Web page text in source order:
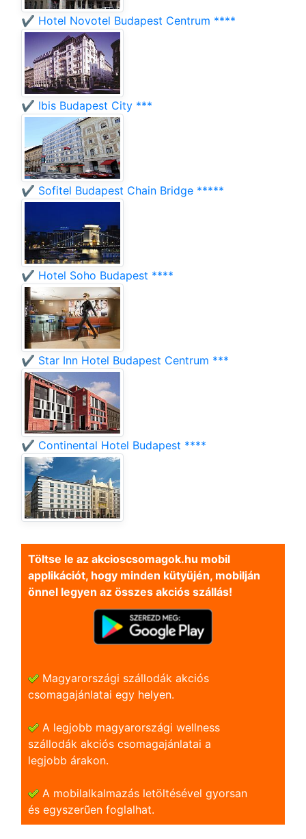
✔️ Hotel Novotel Budapest Centrum ****
✔️ Ibis Budapest City ***
✔️ Sofitel Budapest Chain Bridge *****
✔️ Hotel Soho Budapest ****
✔️ Star Inn Hotel Budapest Centrum ***
✔️ Continental Hotel Budapest ****
Töltse le az akcioscsomagok.hu mobil
applikációt, hogy minden kütyüjén, mobilján
önnel legyen az összes akciós szállás!
Magyarországi szállodák akciós
csomagajánlatai egy helyen.
A legjobb magyarországi wellness
szállodák akciós csomagajánlatai a
legjobb árakon.
A mobilalkalmazás letöltésével gyorsan
és egyszerũen foglalhat.